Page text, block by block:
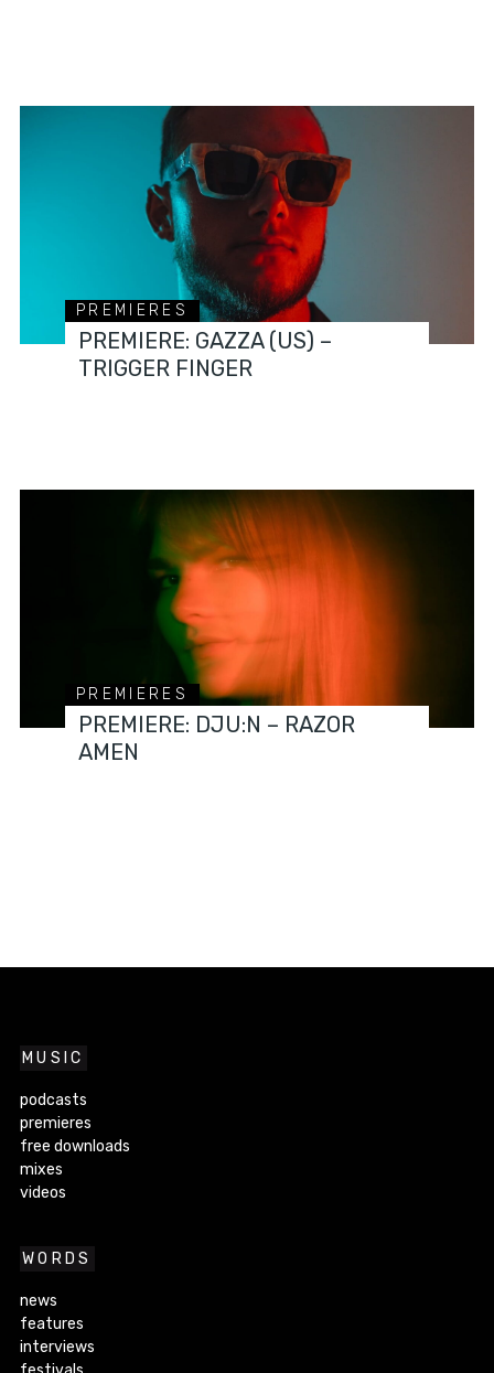
PREMIERES
PREMIERE: GAZZA (US) –
TRIGGER FINGER
PREMIERES
PREMIERE: DJU:N – RAZOR
AMEN
MUSIC
podcasts
premieres
free downloads
mixes
videos
WORDS
news
features
interviews